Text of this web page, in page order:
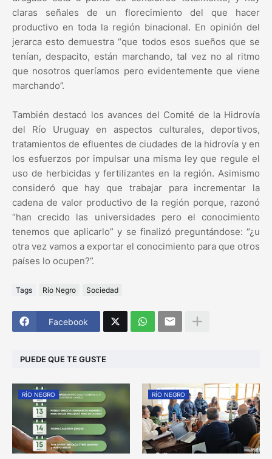
claras señales de un florecimiento del que hacer
productivo en toda la región binacional. En opinión del
jerarca esto demuestra “que todos esos sueños que se
tenían, despacito, están marchando, tal vez no al ritmo
que nosotros queríamos pero evidentemente que viene
marchando”.
También destacó los avances del Comité de la Hidrovía
del Río Uruguay en aspectos culturales, deportivos,
tratamientos de efluentes de ciudades de la hidrovía y en
los esfuerzos por impulsar una misma ley que regule el
uso de herbicidas y fertilizantes en la región. Asimismo
consideró que hay que trabajar para incrementar la
cadena de valor productivo de la región porque, razonó
“han crecido las universidades pero el conocimiento
tenemos que aplicarlo” y se finalizó preguntándose: “¿u
otra vez vamos a exportar el conocimiento para que otros
países lo ocupen?”.
Tags Río Negro Sociedad
Facebook
PUEDE QUE TE GUSTE
RÍO NEGRO RÍO NEGRO